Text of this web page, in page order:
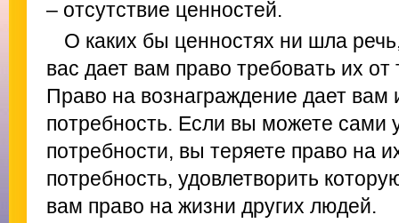
– отсутствие ценностей.
О каких бы ценностях ни шла
вас дает вам право требовать их от
Право на вознаграждение дает вам
потребность. Если вы можете сами
потребности, вы теряете право на
потребность, удовлетворить
вам право на жизни других людей.